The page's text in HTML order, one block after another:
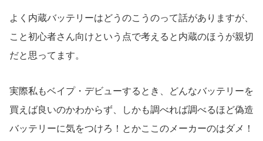
よく内蔵バッテリーはどうのこうのって話がありますが、
こと初心者さん向けという点で考えると内蔵のほうが親切
だと思ってます。
実際私もベイプ・デビューするとき、どんなバッテリーを
買えば良いのかわからず、しかも調べれば調べるほど偽造
バッテリーに気をつけろ！とかここのメーカーのはダメ！